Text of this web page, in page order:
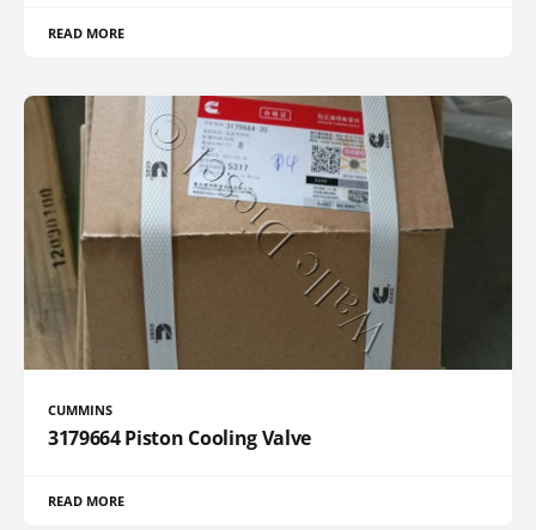
READ MORE
CUMMINS
3179664 Piston Cooling Valve
READ MORE